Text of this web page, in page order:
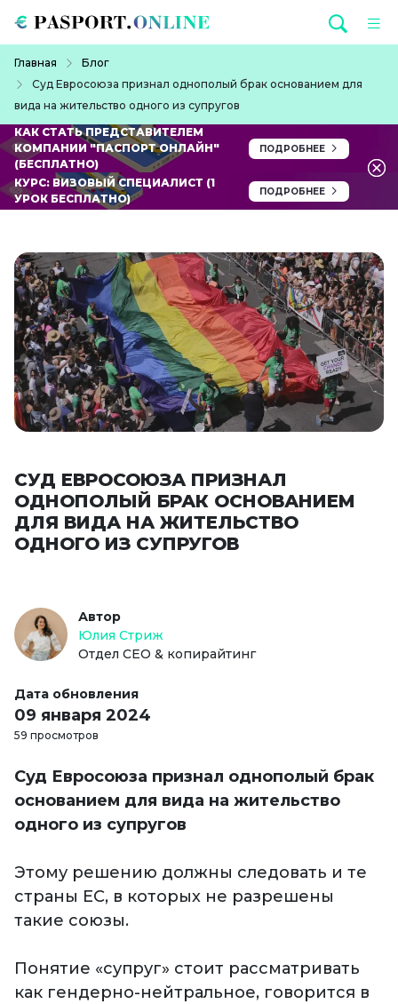
Главная
Блог
Суд Евросоюза признал однополый брак основанием для
вида на жительство одного из супругов
КАК СТАТЬ ПРЕДСТАВИТЕЛЕМ
КОМПАНИИ "ПАСПОРТ ОНЛАЙН"
(БЕСПЛАТНО)
ПОДРОБНЕЕ
КУРС: ВИЗОВЫЙ СПЕЦИАЛИСТ (1
УРОК БЕСПЛАТНО)
ПОДРОБНЕЕ
СУД ЕВРОСОЮЗА ПРИЗНАЛ
ОДНОПОЛЫЙ БРАК ОСНОВАНИЕМ
ДЛЯ ВИДА НА ЖИТЕЛЬСТВО
ОДНОГО ИЗ СУПРУГОВ
Автор
Юлия Стриж
Отдел СЕО & копирайтинг
Дата обновления
09 января 2024
59 просмотров
Суд Евросоюза признал однополый брак
основанием для вида на жительство
одного из супругов
Этому решению должны следовать и те
страны ЕС, в которых не разрешены
такие союзы.
Понятие «супруг» стоит рассматривать
как гендерно-нейтральное, говорится в